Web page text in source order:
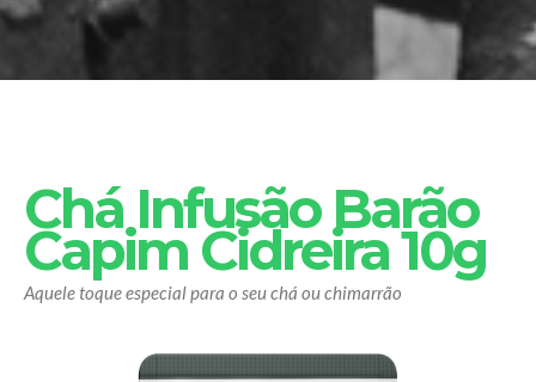
Chá Infusão Barão
Capim Cidreira 10g
Aquele toque especial para o seu chá ou chimarrão